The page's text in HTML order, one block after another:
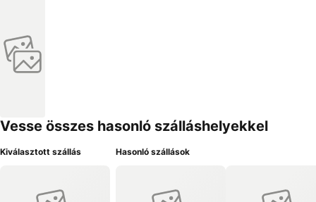
Vesse összes hasonló szálláshelyekkel
Kiválasztott szállás Hasonló szállások